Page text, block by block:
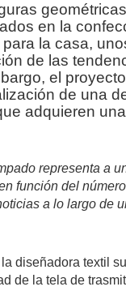
en la
la casa,
de las
el proyecto
de una
adquieren
representa a
función del
a lo largo de
diseñadora textil
de la tela de